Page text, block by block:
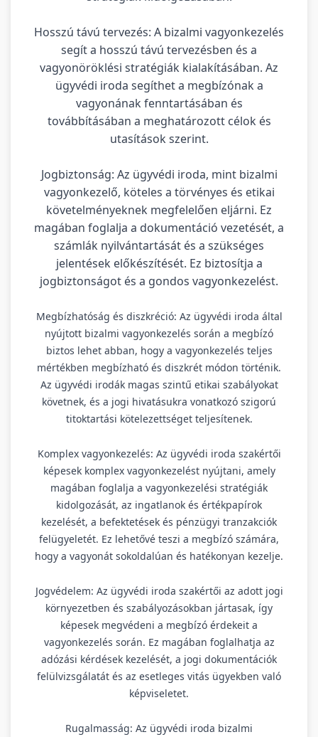
Hosszú távú tervezés: A bizalmi vagyonkezelés
segít a hosszú távú tervezésben és a
vagyonöröklési stratégiák kialakításában. Az
ügyvédi iroda segíthet a megbízónak a
vagyonának fenntartásában és
továbbításában a meghatározott célok és
utasítások szerint.
Jogbiztonság: Az ügyvédi iroda, mint bizalmi
vagyonkezelő, köteles a törvényes és etikai
követelményeknek megfelelően eljárni. Ez
magában foglalja a dokumentáció vezetését, a
számlák nyilvántartását és a szükséges
jelentések előkészítését. Ez biztosítja a
jogbiztonságot és a gondos vagyonkezelést.
Megbízhatóság és diszkréció: Az ügyvédi iroda által
nyújtott bizalmi vagyonkezelés során a megbízó
biztos lehet abban, hogy a vagyonkezelés teljes
mértékben megbízható és diszkrét módon történik.
Az ügyvédi irodák magas szintű etikai szabályokat
követnek, és a jogi hivatásukra vonatkozó szigorú
titoktartási kötelezettséget teljesítenek.
Komplex vagyonkezelés: Az ügyvédi iroda szakértői
képesek komplex vagyonkezelést nyújtani, amely
magában foglalja a vagyonkezelési stratégiák
kidolgozását, az ingatlanok és értékpapírok
kezelését, a befektetések és pénzügyi tranzakciók
felügyeletét. Ez lehetővé teszi a megbízó számára,
hogy a vagyonát sokoldalúan és hatékonyan kezelje.
Jogvédelem: Az ügyvédi iroda szakértői az adott jogi
környezetben és szabályozásokban jártasak, így
képesek megvédeni a megbízó érdekeit a
vagyonkezelés során. Ez magában foglalhatja az
adózási kérdések kezelését, a jogi dokumentációk
felülvizsgálatát és az esetleges vitás ügyekben való
képviseletet.
Rugalmasság: Az ügyvédi iroda bizalmi